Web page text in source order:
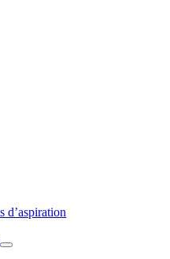
d’aspiration